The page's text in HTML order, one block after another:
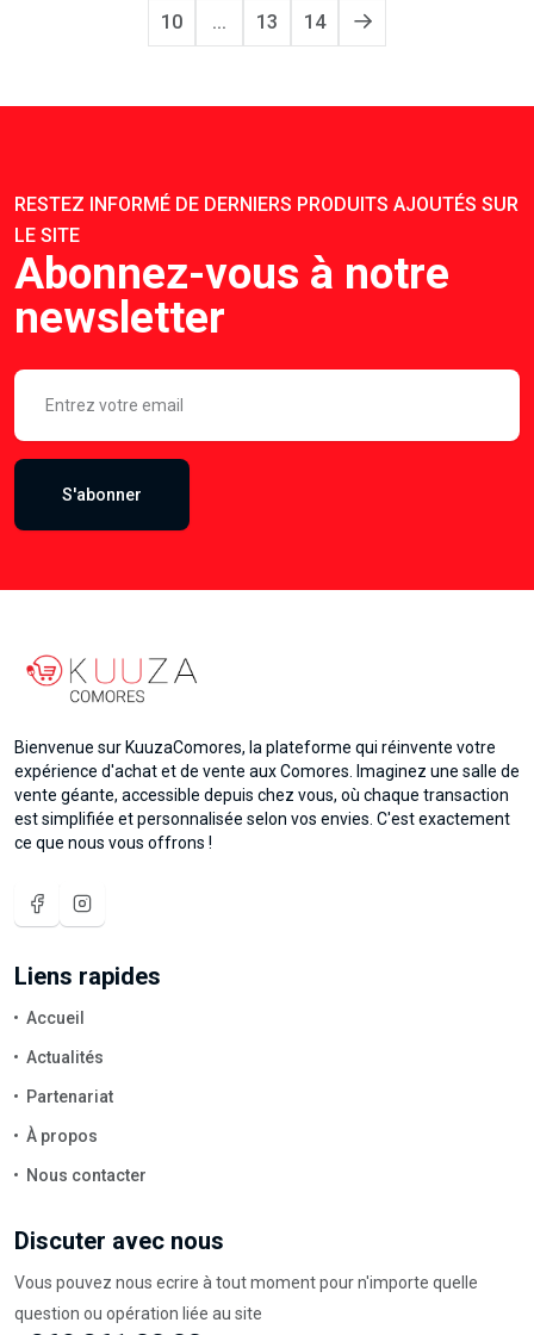
10 ... 13 14
RESTEZ INFORMÉ DE DERNIERS PRODUITS AJOUTÉS SUR
LE SITE
Abonnez-vous à notre
newsletter
S'abonner
Bienvenue sur KuuzaComores, la plateforme qui réinvente votre
expérience d'achat et de vente aux Comores. Imaginez une salle de
vente géante, accessible depuis chez vous, où chaque transaction
est simplifiée et personnalisée selon vos envies. C'est exactement
ce que nous vous offrons !
Liens rapides
Accueil
Actualités
Partenariat
À propos
Nous contacter
Discuter avec nous
Vous pouvez nous ecrire à tout moment pour n'importe quelle
question ou opération liée au site